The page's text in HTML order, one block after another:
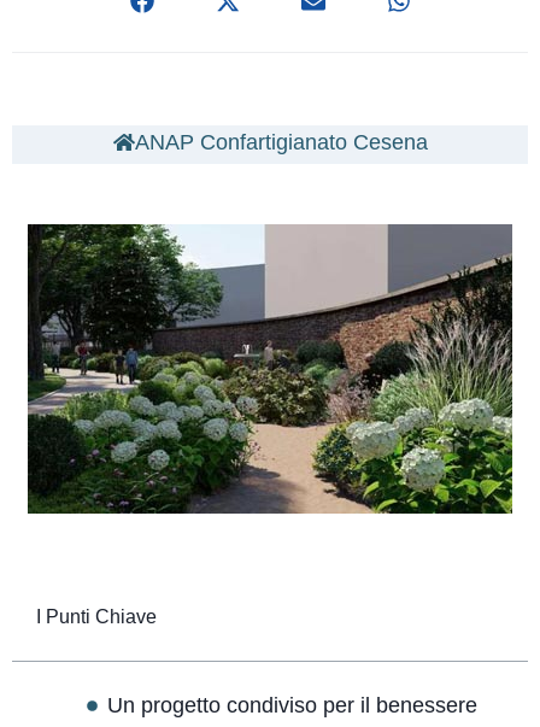
ANAP Confartigianato Cesena
I Punti Chiave
Un progetto condiviso per il benessere